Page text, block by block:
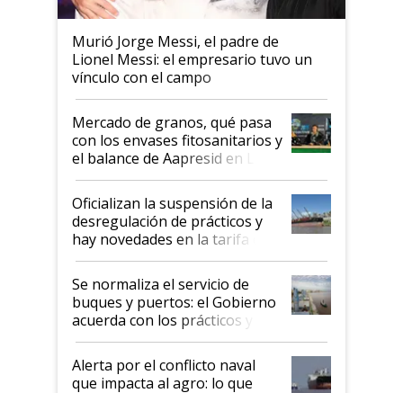
Murió Jorge Messi, el padre de
Lionel Messi: el empresario tuvo un
vínculo con el campo
Mercado de granos, qué pasa
con los envases fitosanitarios y
el balance de Aapresid en La
Posta
Oficializan la suspensión de la
desregulación de prácticos y
hay novedades en la tarifa de
la hidrovía
Se normaliza el servicio de
buques y puertos: el Gobierno
acuerda con los prácticos y
suspende el decreto de
desregulación
Alerta por el conflicto naval
que impacta al agro: lo que